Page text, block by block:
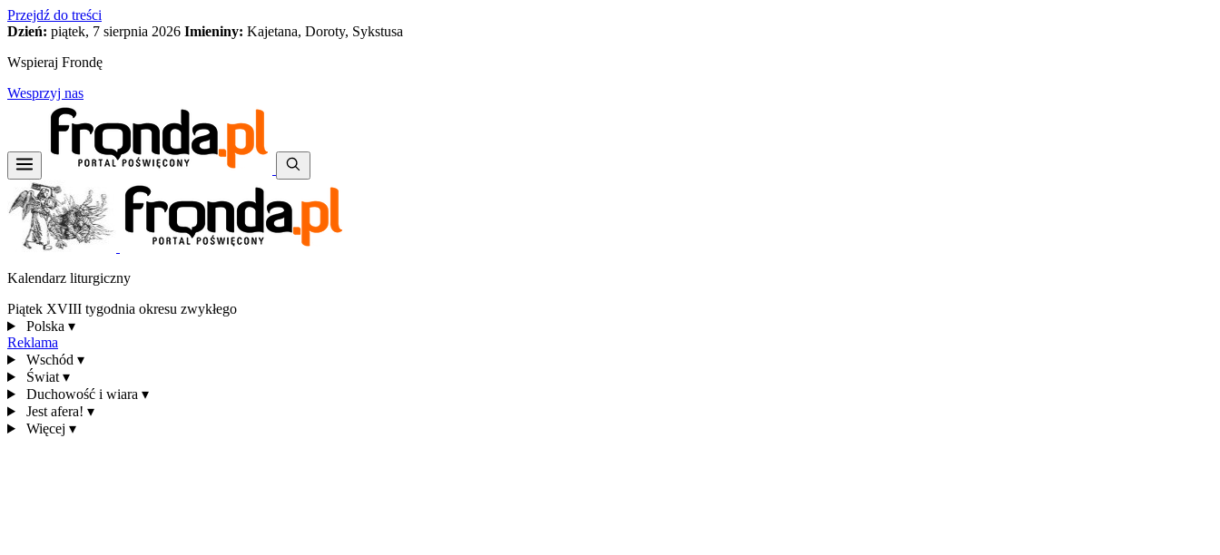
Przejdź do treści
Dzień: piątek, 7 sierpnia 2026 Imieniny: Kajetana, Doroty, Sykstusa
Wspieraj Frondę
Wesprzyj nas
Kalendarz liturgiczny
Piątek XVIII tygodnia okresu zwykłego
Polska ▾
Reklama
Wschód ▾
Świat ▾
Duchowość i wiara ▾
Jest afera! ▾
Więcej ▾